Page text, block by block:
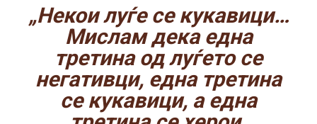
„Некои луѓе се кукавици…
Мислам дека една
третина од луѓето се
негативци, една третина
се кукавици, а една